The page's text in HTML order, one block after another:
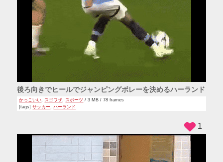
後ろ向きでヒールでジャンピングボレーを決めるハーランド
かっこいい スゴワザ スポーツ / 3 MB / 78 frames
[tags]サッカー,ハーランド
1